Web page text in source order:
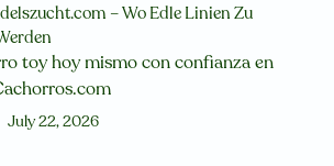
– Wo Edle Linien Zu
toy hoy mismo con confianza en
July 22, 2026